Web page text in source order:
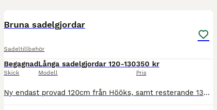
Bruna sadelgjordar
Sadeltillbehör
Begagnad
Skick
Långa sadelgjordar 120-130
Modell
350 kr
Pris
Ny endast provad 120cm från Hööks, samt resterande 130cm begagnade i gott skick - samtliga 350:- st Hämtas i Västerås alt köpare betalar frakt.